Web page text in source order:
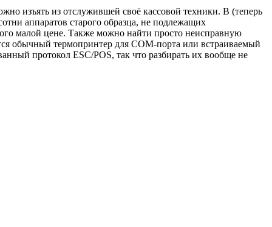
изъять из отслужившей своё кассовой техники. В (теперь
аппаратов старого образца, не подлежащих
малой цене. Также можно найти просто неисправную
обычный термопринтер для COM-порта или встраиваемый
протокол ESC/POS, так что разбирать их вообще не